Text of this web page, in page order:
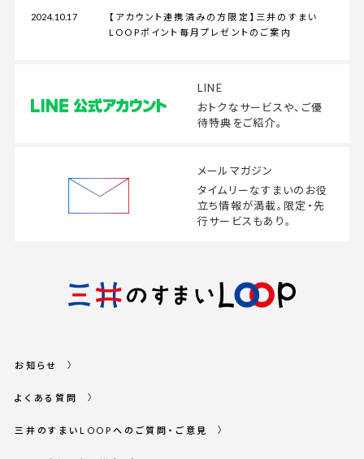
お知らせ
よくある質問
三井のすまいLOOPへのご質問・ご意見
2024.10.17
【アカウント連携済みの方限定】三井のすまい
LOOPポイント毎月プレゼントのご案内
LINE
おトクなサービスや、 ご優
待特典をご紹介。
メールマガジン
タイムリーなすまいの お役
立ち情報が満載。 限定・先
行サービスもあり。